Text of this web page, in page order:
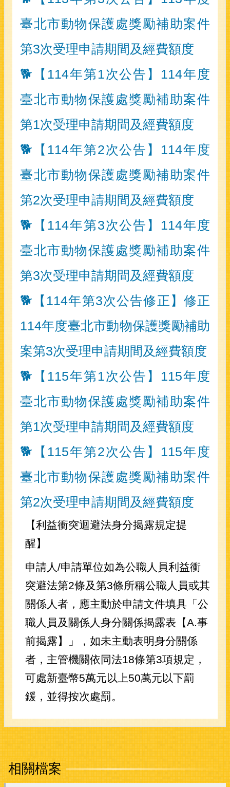
臺北市動物保護處獎勵補助案件
第3次受理申請期間及經費額度
🐕【114年第1次公告】114年度
臺北市動物保護處獎勵補助案件
第1次受理申請期間及經費額度
🐕【114年第2次公告】114年度
臺北市動物保護處獎勵補助案件
第2次受理申請期間及經費額度
🐕【114年第3次公告】114年度
臺北市動物保護處獎勵補助案件
第3次受理申請期間及經費額度
🐕【114年第3次公告修正】修正
114年度臺北市動物保護獎勵補助
案第3次受理申請期間及經費額度
🐕【115年第1次公告】115年度
臺北市動物保護處獎勵補助案件
第1次受理申請期間及經費額度
🐕【115年第2次公告】115年度
臺北市動物保護處獎勵補助案件
第2次受理申請期間及經費額度
【利益衝突迴避法身分揭露規定提
醒】
申請人/申請單位如為公職人員利益衝
突避法第2條及第3條所稱公職人員或其
關係人者，應主動於申請文件填具「公
職人員及關係人身分關係揭露表【A.事
前揭露】」，如未主動表明身分關係
者，主管機關依同法18條第3項規定，
可處新臺幣5萬元以上50萬元以下罰
鍰，並得按次處罰。
相關檔案